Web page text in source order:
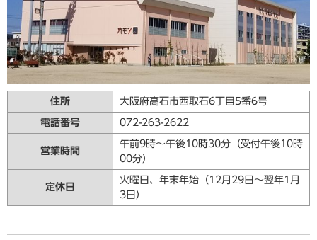
住所 大阪府高石市西取石6丁目5番6号
電話番号 072-263-2622
営業時間
午前9時～午後10時30分（受付午後10時
00分）
定休日
火曜日、年末年始（12月29日～翌年1月
3日）